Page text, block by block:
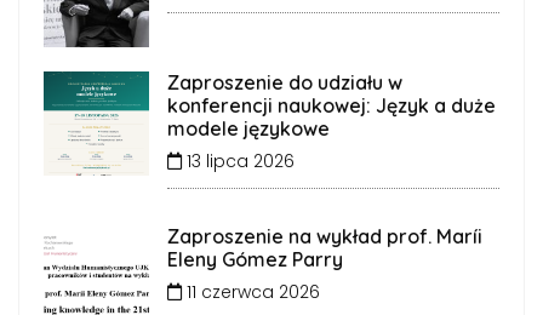
Zaproszenie do udziału w
konferencji naukowej: Język a duże
modele językowe
13 lipca 2026
Zaproszenie na wykład prof. Maríi
Eleny Gómez Parry
11 czerwca 2026